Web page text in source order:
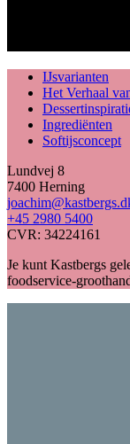
IJsvarianten
Het Verhaal
Ingrediënten
Softijsconcept
Lundvej 8
7400 Herning
+45 2980 5400
CVR: 34224161
Je kunt Kastbergs
foodservice-